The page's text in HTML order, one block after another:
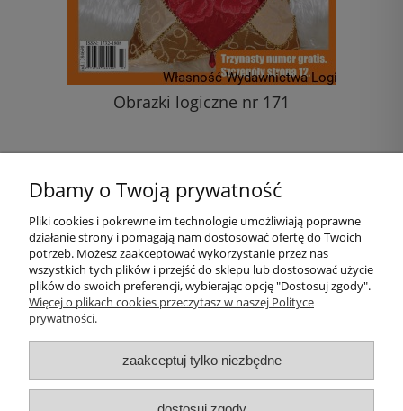
Obrazki logiczne nr 171
do koszyka
Pomoc
Moje konto
Informacje
Dbamy o Twoją prywatność
Pliki cookies i pokrewne im technologie umożliwiają poprawne
działanie strony i pomagają nam dostosować ofertę do Twoich
potrzeb. Możesz zaakceptować wykorzystanie przez nas
wszystkich tych plików i przejść do sklepu lub dostosować użycie
plików do swoich preferencji, wybierając opcję "Dostosuj zgody".
Więcej o plikach cookies przeczytasz w naszej Polityce
prywatności.
zaakceptuj tylko niezbędne